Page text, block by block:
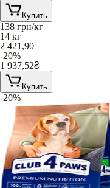
Купить
138 грн/кг
14 кг
2 421,90
-20%
1 937,52₴
Купить
-20%